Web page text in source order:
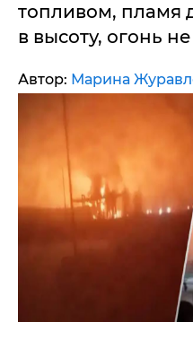
топливом, пламя
в высоту, огонь
Автор: Марина